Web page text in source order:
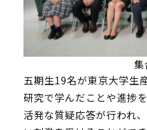
五期生19名が東京大学生
研究で学んだことや進捗
活発な質疑応答が行われ